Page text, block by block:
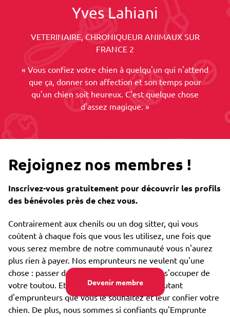
Devenir membre
Yves Lahiani
VETERINAIRE, CHRONIQUEUR ANIMAUX SUR
FRANCE 2
« Vous confiez votre chien à quelqu'un qui n'attend
que ça, donner son affection et son temps pour
qu'un chien soit heureux. C'est quelque chose
d'assez magique. »
Rejoignez nos membres !
Inscrivez-vous gratuitement pour découvrir les profils
des bénévoles près de chez vous.
Contrairement aux chenils ou un dog sitter, qui vous
coûtent à chaque fois que vous les utilisez, une fois que
vous serez membre de notre communauté vous n'aurez
plus rien à payer. Nos emprunteurs ne veulent qu'une
chose : passer des moments merveilleux à s'occuper de
votre toutou. Et vous pourrez rencontrer autant
d'emprunteurs que vous le souhaitez et leur confier votre
chien. De plus, nous sommes si confiants qu'Emprunte